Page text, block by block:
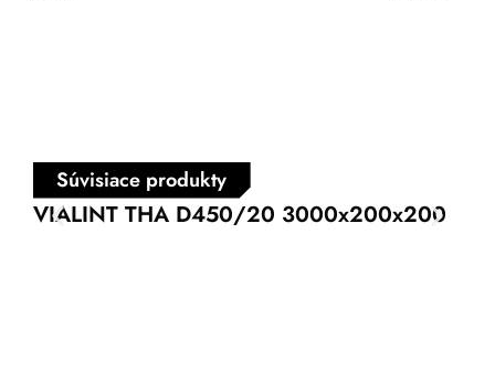
Súvisiace produkty
VIALINT THA D450/20 3000x200x200